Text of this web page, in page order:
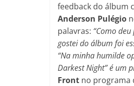
feedback do álbum
Anderson Pulégio
palavras: “Como
gostei do álbum foi
“Na minha humilde
Darkest Night” é um
Front no programa